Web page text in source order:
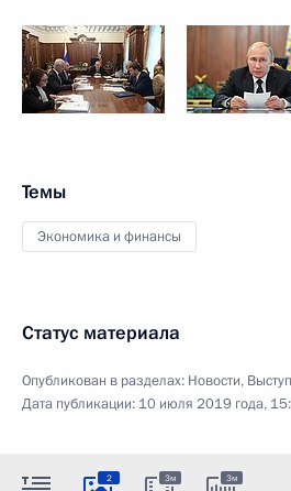
Темы
Экономика и финансы
Статус материала
Опубликован в разделах: Новости,
Дата публикации: 10 июля 2019 года,
2 3м 3м